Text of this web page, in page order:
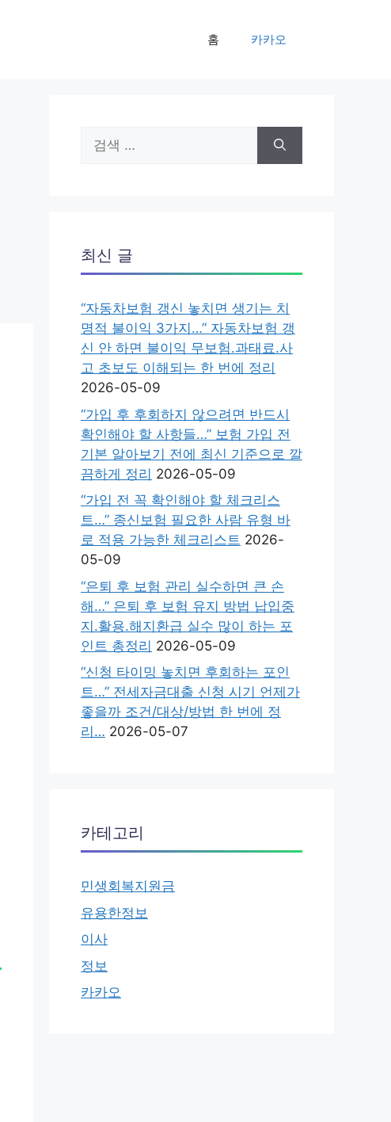
홈 카카오
색:
최신 글
“자동차보험 갱신 놓치면 생기는 치
명적 불이익 3가지…” 자동차보험 갱
신 안 하면 불이익 무보험.과태료.사
고 초보도 이해되는 한 번에 정리
2026-05-09
“가입 후 후회하지 않으려면 반드시
확인해야 할 사항들…” 보험 가입 전
기본 알아보기 전에 최신 기준으로 깔
끔하게 정리 2026-05-09
“가입 전 꼭 확인해야 할 체크리스
트…” 종신보험 필요한 사람 유형 바
로 적용 가능한 체크리스트 2026-
05-09
“은퇴 후 보험 관리 실수하면 큰 손
해…” 은퇴 후 보험 유지 방법 납입중
지.활용.해지환급 실수 많이 하는 포
인트 총정리 2026-05-09
“신청 타이밍 놓치면 후회하는 포인
트…” 전세자금대출 신청 시기 언제가
좋을까 조건/대상/방법 한 번에 정
리… 2026-05-07
카테고리
민생회복지원금
유용한정보
이사
정보
카카오